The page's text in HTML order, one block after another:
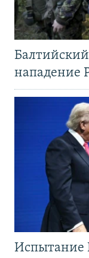
нападение
Испытание